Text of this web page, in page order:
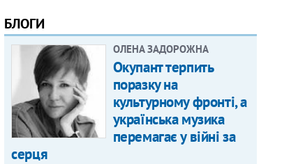
БЛОГИ
ОЛЕНА ЗАДОРОЖНА
Окупант терпить
поразку на
культурному фронті, а
українська музика
перемагає у війні за
серця